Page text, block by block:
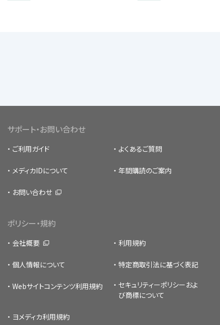
サポート・お問い合わせ
ご利用ガイド よくあるご質問
メディカIDについて 年間購読のご案内
お問い合わせ
ポリシー・規約
会社概要 利用規約
個人情報について 特定商取引法に基づく表記
Webサイトコンテンツ利用規約 セキュリティーポリシー およ
び商標について
ヨメディカ利用規約